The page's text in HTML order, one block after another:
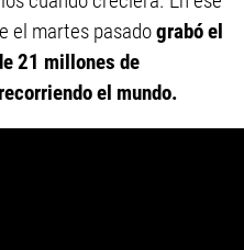
el martes pasadograbó el
21 millones de
el mundo.